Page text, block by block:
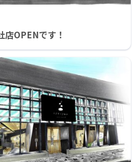
店OPENです！